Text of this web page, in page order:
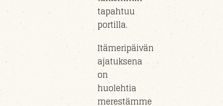
tapahtuu
portilla.
Itämeripäivän
ajatuksena
on
huolehtia
merestämme